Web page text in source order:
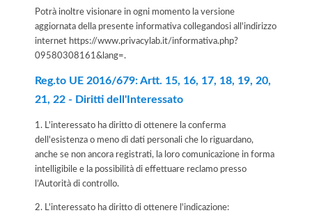
Potrà inoltre visionare in ogni momento la versione
aggiornata della presente informativa collegandosi all'indirizzo
internet https://www.privacylab.it/informativa.php?
09580308161&lang=.
Reg.to UE 2016/679: Artt. 15, 16, 17, 18, 19, 20,
21, 22 - Diritti dell'Interessato
1. L'interessato ha diritto di ottenere la conferma
dell'esistenza o meno di dati personali che lo riguardano,
anche se non ancora registrati, la loro comunicazione in forma
intelligibile e la possibilità di effettuare reclamo presso
l’Autorità di controllo.
2. L'interessato ha diritto di ottenere l'indicazione: